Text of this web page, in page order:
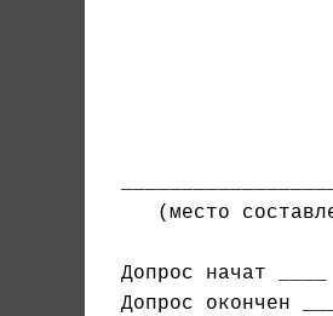
(место
Допрос окончен